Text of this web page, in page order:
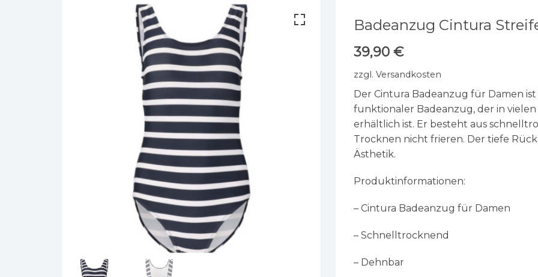
Badeanzug Cintura
39,90 €
zzgl. Versandkosten
Der Cintura Badeanzug für Damen
funktionaler Badeanzug, der in
erhältlich ist. Er besteht aus
Trocknen nicht frieren. Der tiefe
Ästhetik.
Produktinformationen:
– Cintura Badeanzug für Damen
– Schnelltrocknend
– Dehnbar